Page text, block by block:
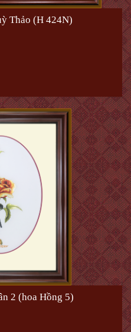
Thảo (H 424N)
2 (hoa Hồng 5)